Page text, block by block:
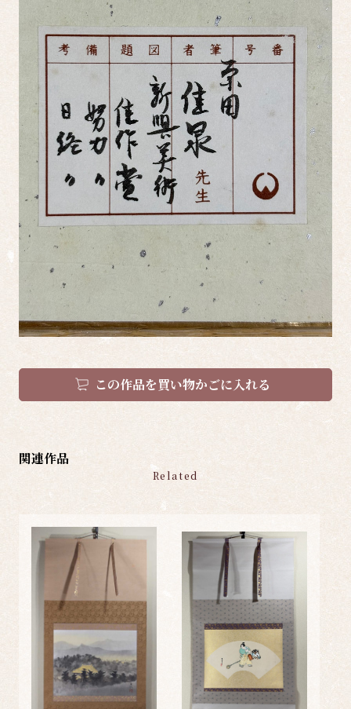
この作品を買い物かごに入れる
関連作品
Related